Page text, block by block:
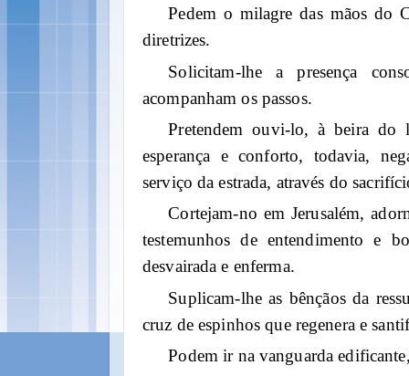
Pedem o milagre das mãos do
diretrizes.
Solicitam-lhe a presença
acompanham os passos.
Pretendem ouvi-lo, à beira do
esperança e conforto, todavia,
serviço da estrada, através do
Cortejam-no em Jerusalém,
testemunhos de entendimento e
desvairada e enferma.
Suplicam-lhe as bênçãos da
cruz de espinhos que regenera e
Podem ir na vanguarda